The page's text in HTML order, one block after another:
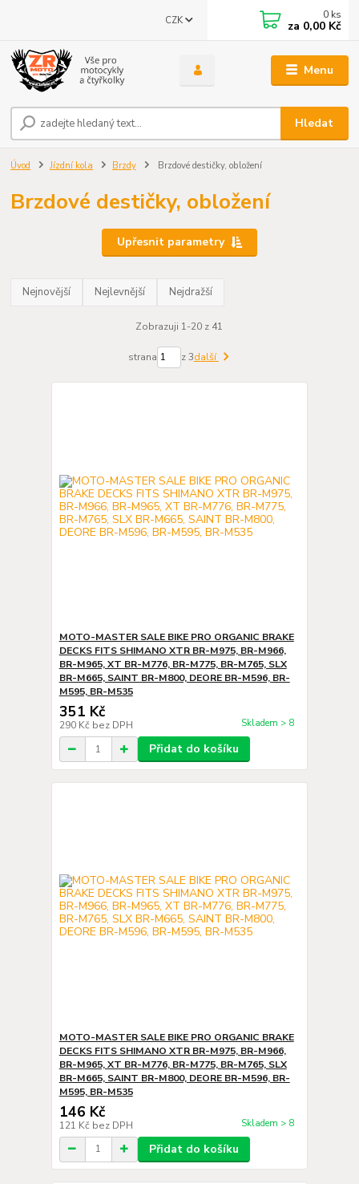
Menu
CZK
Hledat
0 ks
za 0,00 Kč
Úvod Jízdní kola Brzdy Brzdové destičky, obložení
Brzdové destičky, obložení
Upřesnit parametry
Nejnovější Nejlevnější Nejdražší
Zobrazuji 1-20 z 41
strana z 3další
MOTO-MASTER SALE BIKE PRO ORGANIC BRAKE
DECKS FITS SHIMANO XTR BR-M975, BR-M966,
BR-M965, XT BR-M776, BR-M775, BR-M765, SLX
BR-M665, SAINT BR-M800, DEORE BR-M596, BR-
M595, BR-M535
351 Kč
290 Kč bez DPH Skladem > 8
Přidat do košíku
MOTO-MASTER SALE BIKE PRO ORGANIC BRAKE
DECKS FITS SHIMANO XTR BR-M975, BR-M966,
BR-M965, XT BR-M776, BR-M775, BR-M765, SLX
BR-M665, SAINT BR-M800, DEORE BR-M596, BR-
M595, BR-M535
146 Kč
121 Kč bez DPH Skladem > 8
Přidat do košíku